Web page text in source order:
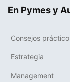
En Pymes y
Consejos
Estrategia
Management